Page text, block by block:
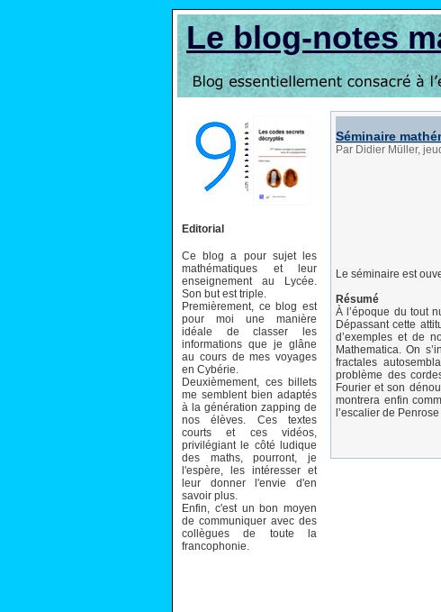
Le blog-notes
Editorial
Ce blog a pour sujet les
mathématiques et leur
enseignement au Lycée.
Son but est triple.
Premièrement, ce blog est
pour moi une manière
idéale de classer les
informations que je glâne
au cours de mes voyages
en Cybérie.
Deuxièmement, ces billets
me semblent bien adaptés
à la génération zapping de
nos élèves. Ces textes
courts et ces vidéos,
privilégiant le côté ludique
des maths, pourront, je
l'espère, les intéresser et
leur donner l'envie d'en
savoir plus.
Enfin, c'est un bon moyen
de communiquer avec des
collègues de toute la
francophonie.
Séminaire
Par Didier Müller,
Le séminaire est
Résumé
À l’époque du tout
Dépassant cette
d’exemples et de
Mathematica. On
fractales
problème des
Fourier et son
montrera enfin
l’escalier de